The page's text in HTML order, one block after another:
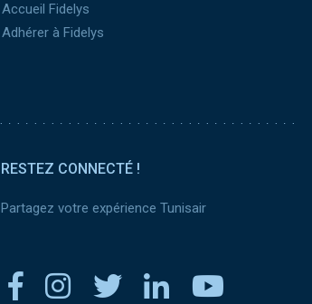
Accueil Fidelys
Adhérer à Fidelys
RESTEZ CONNECTÉ !
Partagez votre expérience Tunisair